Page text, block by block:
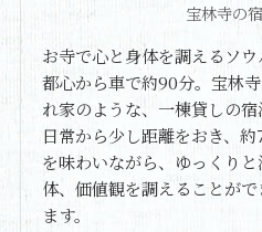
宝林寺の
お寺で心と身体を調えるソ
都心から車で約90分。宝林
れ家のような、一棟貸しの
日常から少し距離をおき、
を味わいながら、ゆっくり
体、価値観を調えることが
ます。